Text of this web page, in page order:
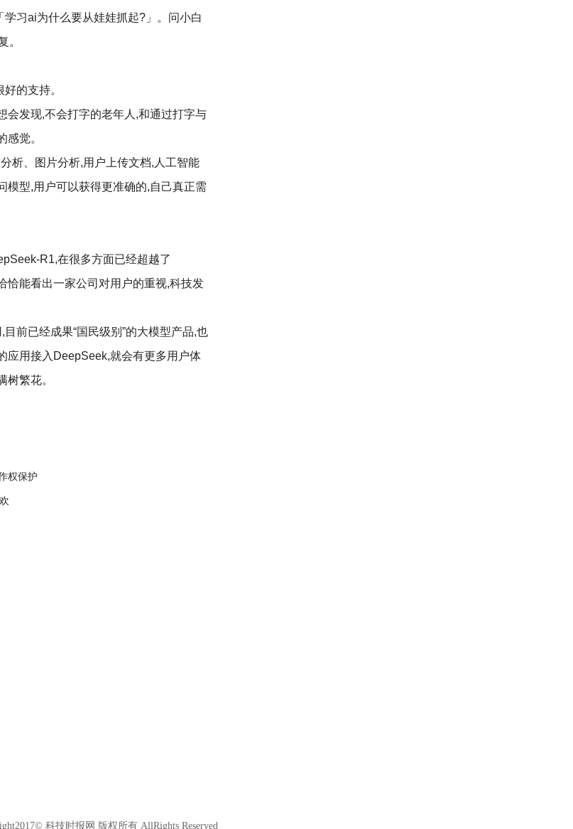
习ai为什么要从娃娃抓起?」。问小白
。
的支持。
会发现,不会打字的老年人,和通过打字与
感觉。
析、图片分析,用户上传文档,人工智能
模型,用户可以获得更准确的,自己真正需
R1,在很多方面已经超越了
恰能看出一家公司对用户的重视,科技发
前已经成果“国民级别”的大模型产品,也
应用接入DeepSeek,就会有更多用户体
繁花。
权保护
科技时报网 版权所有 AllRights Reserved